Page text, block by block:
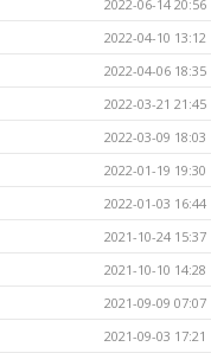
2022-06-14 20:56
2022-04-10 13:12
2022-04-06 18:35
2022-03-21 21:45
2022-03-09 18:03
2022-01-19 19:30
2022-01-03 16:44
2021-10-24 15:37
2021-10-10 14:28
2021-09-09 07:07
2021-09-03 17:21